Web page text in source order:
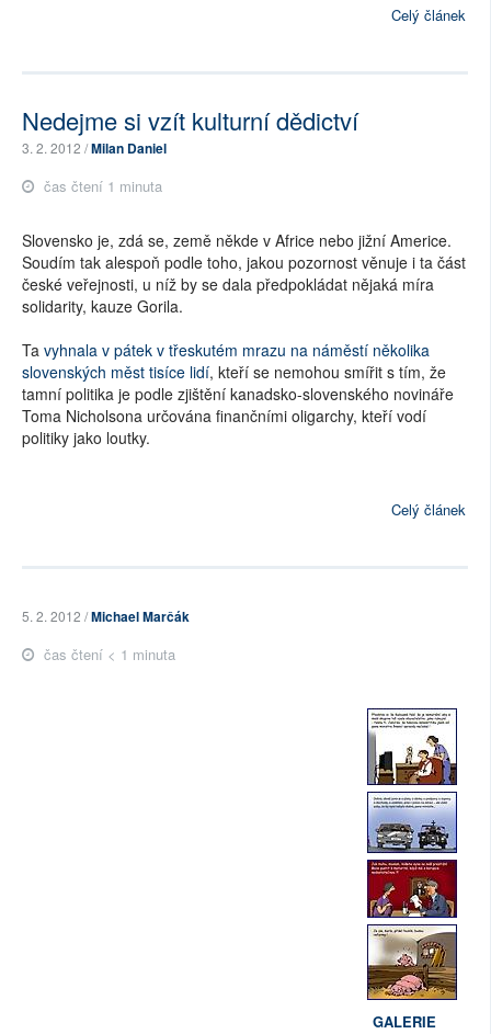
Celý článek
Nedejme si vzít kulturní dědictví
3. 2. 2012 /Milan Daniel
čas čtení 1 minuta
Slovensko je, zdá se, země někde v Africe nebo jižní Americe.
Soudím tak alespoň podle toho, jakou pozornost věnuje i ta část
české veřejnosti, u níž by se dala předpokládat nějaká míra
solidarity, kauze Gorila.
Ta vyhnala v pátek v třeskutém mrazu na náměstí několika
slovenských měst tisíce lidí, kteří se nemohou smířit s tím, že
tamní politika je podle zjištění kanadsko-slovenského novináře
Toma Nicholsona určována finančními oligarchy, kteří vodí
politiky jako loutky.
Celý článek
5. 2. 2012 /Michael Marčák
čas čtení < 1 minuta
GALERIE